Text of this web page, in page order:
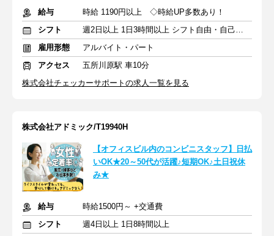
給与
時給 1190円以上 ◇時給UP多数あり！
シフト
週2日以上 1日3時間以上 シフト自由・自己申告
雇用形態
アルバイト・パート
アクセス
五所川原駅 車10分
株式会社チェッカーサポートの求人一覧を見る
株式会社アドミック/T19940H
【オフィスビル内のコンビニスタッフ】日払
いOK★20～50代が活躍♪短期OK♪土日祝休
み★
給与
時給1500円～ +交通費
シフト
週4日以上 1日8時間以上